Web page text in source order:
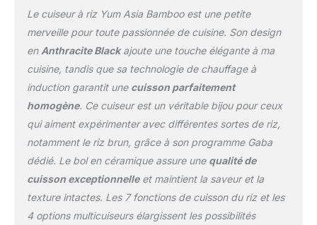
de cuisson en plusieurs
automatiquement le
meilleur goût, texture,
nutrition et arôme.
COMPREND NOTRE BOL
CÉRAMIQUE JOUBU À 5
COUCHES DE 3 MM
D'ÉPAISSEUR - avec des
lignes de mesure de riz
imprimées en soie
poignées de levage
faciles pour une cuisson
Le cuiseur à riz Yum Asia Bamboo est une petite
merveille pour toute passionnée de cuisine. Son design
en Anthracite Blackajoute une touche élégante à ma
cuisine, tandis que sa technologie de chauffage à
induction garantit une cuisson parfaitement
homogène. Ce cuiseur est un véritable bijou pour ceux
qui aiment expérimenter avec différentes sortes de riz,
notamment le riz brun, grâce à son programme Gaba
dédié. Le bol en céramique assure une qualité de
cuisson exceptionnelleet maintient la saveur et la
texture intactes. Les 7 fonctions de cuisson du riz et les
4 options multicuiseurs élargissent les possibilités